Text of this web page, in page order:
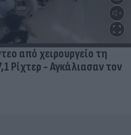
από χειρουργείο τη
Ρίχτερ - Αγκάλιασαν τον